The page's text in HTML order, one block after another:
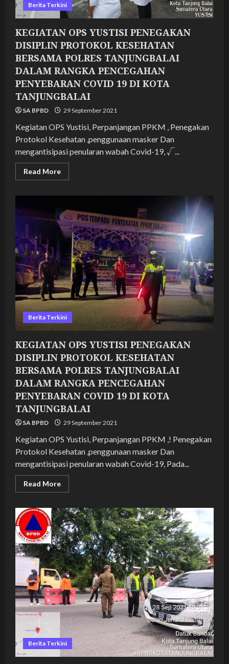
Berita Terkini
KEGIATAN OPS YUSTISI PENEGAKAN
DISIPLIN PROTOKOL KESEHATAN
BERSAMA POLRES TANJUNGBALAI
DALAM RANGKA PENCEGAHAN
PENYEBARAN COVID 19 DI KOTA
TANJUNGBALAI
SA BPBD 29 September 2021
Kegiatan OPS Yustisi, Perpanjangan PPKM , Penegakan
Protokol Kesehatan ,penggunaan masker Dan
mengantisipasi penularan wabah Covid-19, √...
Read MoreRead
more
PENEGAKAN
DISIPLIN
PROTOKOL
KESEHATAN
BERSAMA
POLRES
TANJUNGBALAI
DALAM
RANGKA
PENCEGAHAN
PENYEBARAN
COVID
19
DI
KOTA
TANJUNGBALAI
Berita Terkini
KEGIATAN OPS YUSTISI PENEGAKAN
DISIPLIN PROTOKOL KESEHATAN
BERSAMA POLRES TANJUNGBALAI
DALAM RANGKA PENCEGAHAN
PENYEBARAN COVID 19 DI KOTA
TANJUNGBALAI
SA BPBD 29 September 2021
Kegiatan OPS Yustisi, Perpanjangan PPKM ,! Penegakan
Protokol Kesehatan ,penggunaan masker Dan
mengantisipasi penularan wabah Covid-19, Pada...
Read MoreRead
more
OPS
YUSTISI
PENEGAKAN
DISIPLIN
PROTOKOL
KESEHATAN
BERSAMA
POLRES
TANJUNGBALAI
DALAM
RANGKA
PENCEGAHAN
PENYEBARAN
COVID
19
DI
KOTA
TANJUNGBALAI
Berita Terkini